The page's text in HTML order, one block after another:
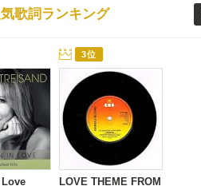
歌詞ランキング
3位
LOVE THEME FROM